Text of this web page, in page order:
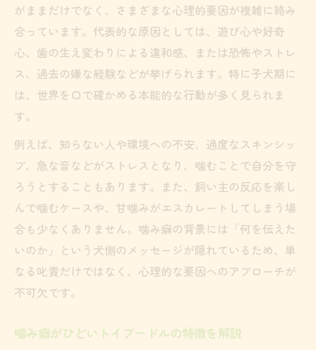
トイプードルが唸って噛む際の冷静な対処
法
本気噛みのトイプードルに効果的なしつけ
術
おもちゃ活用で甘噛み行動を上手に誘導
トイプードルの甘噛みはおもちゃで対策し
よう
噛むおもちゃでトイプードルのストレスを
発散
トイプードルに合った噛むおもちゃの選び
方
由
がままだけでなく、さまざまな心理的要因が複雑に絡み
合っています。代表的な原因としては、遊び心や好奇
心、歯の生え変わりによる違和感、または恐怖やストレ
ス、過去の嫌な経験などが挙げられます。特に子犬期に
は、世界を口で確かめる本能的な行動が多く見られま
す。
例えば、知らない人や環境への不安、過度なスキンシッ
プ、急な音などがストレスとなり、噛むことで自分を守
ろうとすることもあります。また、飼い主の反応を楽し
んで噛むケースや、甘噛みがエスカレートしてしまう場
合も少なくありません。噛み癖の背景には「何を伝えた
いのか」という犬側のメッセージが隠れているため、単
なる叱責だけではなく、心理的な要因へのアプローチが
不可欠です。
噛み癖がひどいトイプードルの特徴を解説